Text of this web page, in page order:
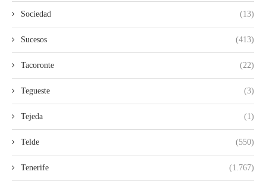
Sociedad (13)
Sucesos (413)
Tacoronte (22)
Tegueste (3)
Tejeda (1)
Telde (550)
Tenerife (1.767)